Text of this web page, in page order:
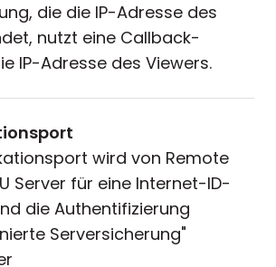
die die IP-Adresse des
nutzt eine Callback-
IP-Adresse des Viewers.
wird von Remote
Server für eine Internet-ID-
die Authentifizierung
Serversicherung"